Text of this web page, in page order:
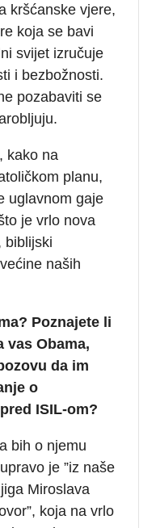
kršćanske vjere,
koja se bavi
svijet izručuje
i bezbožnosti.
pozabaviti se
kako na
planu,
uglavnom gaje
je vrlo nova
biblijski
naših
Poznajete li
vas Obama,
da im
o
ISIL-om?
bih o njemu
je ”iz naše
Miroslava
koja na vrlo